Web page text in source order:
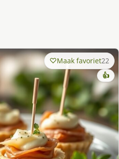
Maak favoriet22
👍